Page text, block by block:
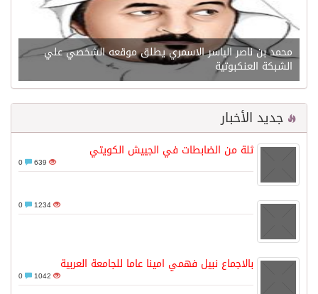
محمد بن ناصر الياسر الاسمري يطلق موقعه الشخصي علي
الشبكة العنكبوتية
جديد الأخبار
ثلة من الضابطات في الجييش الكويتي
639
1234
بالاجماع نبيل فهمي امينا عاما للجامعة العربية
1042